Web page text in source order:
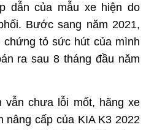
dẫn của mẫu xe hiện do
Bước sang năm 2021,
chứng tỏ sức hút của mình
ra sau 8 tháng đầu năm
vẫn chưa lỗi mốt, hãng xe
nâng cấp của KIA K3 2022